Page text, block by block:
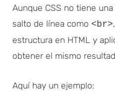
Aunque CSS no tiene
salto de línea como <br>
estructura en HTML y
obtener el mismo
Aquí hay un ejemplo: